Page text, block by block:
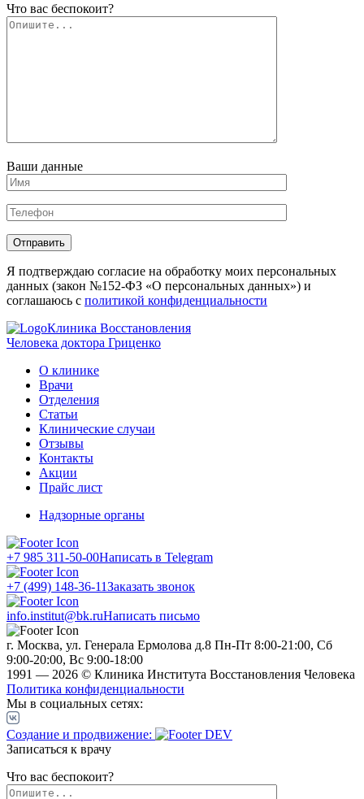
Что вас беспокоит?
Ваши данные
Отправить
Я подтверждаю согласие на обработку моих персональных
данных (закон №152-ФЗ «О персональных данных») и
соглашаюсь с политикой конфиденциальности
Клиника Восстановления
Человека доктора Гриценко
О клинике
Врачи
Отделения
Статьи
Клинические случаи
Отзывы
Контакты
Акции
Прайс лист
Надзорные органы
+7 985 311-50-00Написать в Telegram
+7 (499) 148-36-11Заказать звонок
info.institut@bk.ruНаписать письмо
г. Москва, ул. Генерала Ермолова д.8 Пн-Пт 8:00-21:00, Сб
9:00-20:00, Вс 9:00-18:00
1991 — 2026 © Клиника Института Восстановления Человека
Политика конфиденциальности
Мы в социальных сетях:
Создание и продвижение:
Записаться к врачу
Что вас беспокоит?